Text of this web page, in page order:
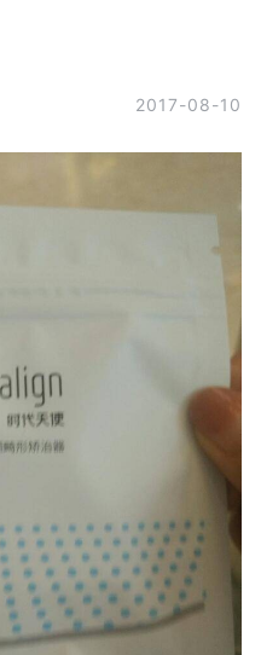
2017-08-10